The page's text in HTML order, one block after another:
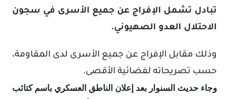
تبادل تشمل الإفراج عن جميع الأسرى في سجون
الاحتلال العدو الصهيوني.
وذلك مقابل الإفراج عن جميع الأسرى لدى المقاومة،
حسب تصريحاته لفضائية الأقصى.
وجاء حديث السنوار بعد إعلان الناطق العسكري باسم كتائب